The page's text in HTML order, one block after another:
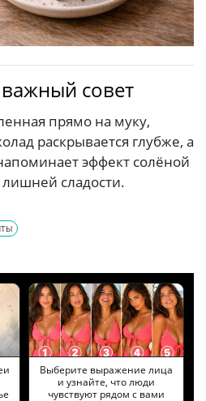
совет
прямо на муку,
раскрывается глубже, а
эффект солёной
сладости.
Выберите выражение лица
и узнайте, что люди
чувствуют рядом с вами